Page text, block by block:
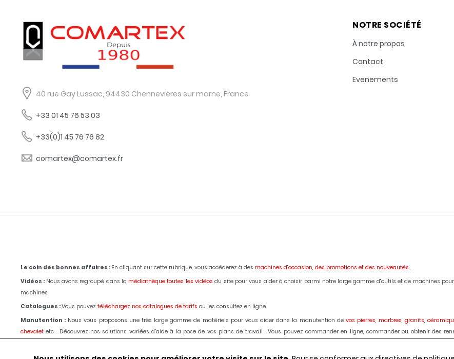
40 rue Gay Lussac, 94430 Chennevières sur marne, France
+33 01 45 76 53 03
+33(0)1 45 76 76 82
comartex@comartex.fr
NOTRE SOCIÉTÉ
À notre propos
Contact
Evenements
Le coin des bonnes affaires : En cliquant sur cette rubrique, vous accéderez à des machines d'occasion, des promotions et des nouveautés .
Vidéos : Nous avons regroupé dans la médiathèque toutes les vidéos du site pour vous aider à choisir parmi notre large gamme d'outils et de machines
machines.
Catalogues :Vous pouvez téléchargez nos catalogues de tarifs ou les consultez en ligne.
Manutention : Nous vous proposons une très large gamme de matériels pour vous aider dans la manutention de vos pierres, marbres, granits,
chevaletetc... Découvrez nos solutions variées d’aide à la pose de vos plans de travail . Vous pouvez commander en ligne, commander ou obtenir des
Outillages : Pour la marbrerie de décoration,tronçonnage,polissage, bouchardage des marbres, granits, bétons, céramiques, dekton : disque diamant,